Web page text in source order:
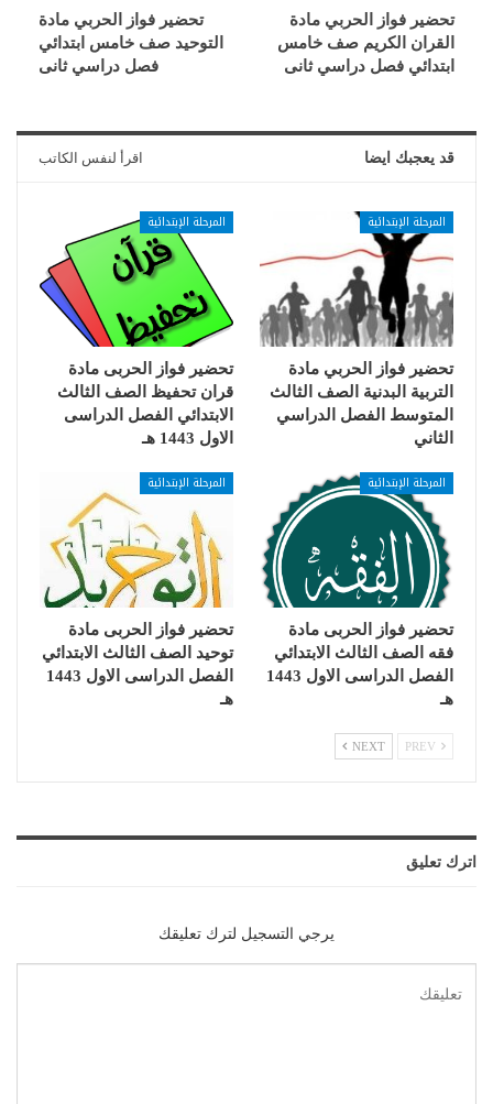
تحضير فواز الحربي مادة
القران الكريم صف خامس
ابتدائي فصل دراسي ثانى
تحضير فواز الحربي مادة
التوحيد صف خامس ابتدائي
فصل دراسي ثانى
قد يعجبك ايضا اقرأ لنفس الكاتب
المرحلة الإبتدائية
تحضير فواز الحربي مادة
التربية البدنية الصف الثالث
المتوسط الفصل الدراسي
الثاني
المرحلة الإبتدائية
تحضير فواز الحربى مادة
قران تحفيظ الصف الثالث
الابتدائي الفصل الدراسى
الاول 1443 هـ
المرحلة الإبتدائية
تحضير فواز الحربى مادة
فقه الصف الثالث الابتدائي
الفصل الدراسى الاول 1443
هـ
المرحلة الإبتدائية
تحضير فواز الحربى مادة
توحيد الصف الثالث الابتدائي
الفصل الدراسى الاول 1443
هـ
NEXT
اترك تعليق
يرجي التسجيل لترك تعليقك